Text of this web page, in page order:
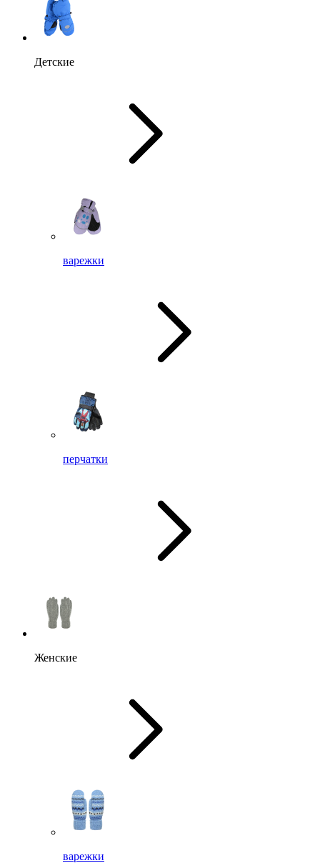
Детские
варежки
перчатки
Женские
варежки